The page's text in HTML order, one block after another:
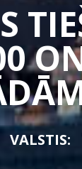
VALSTIS: